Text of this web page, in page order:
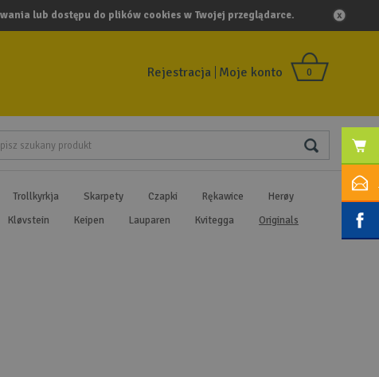
lub dostępu do plików cookies w Twojej przeglądarce.
0
Rejestracja Moje konto
Trollkyrkja Skarpety Czapki Rękawice
Herøy
Kløvstein Keipen Lauparen Kvitegga
Originals